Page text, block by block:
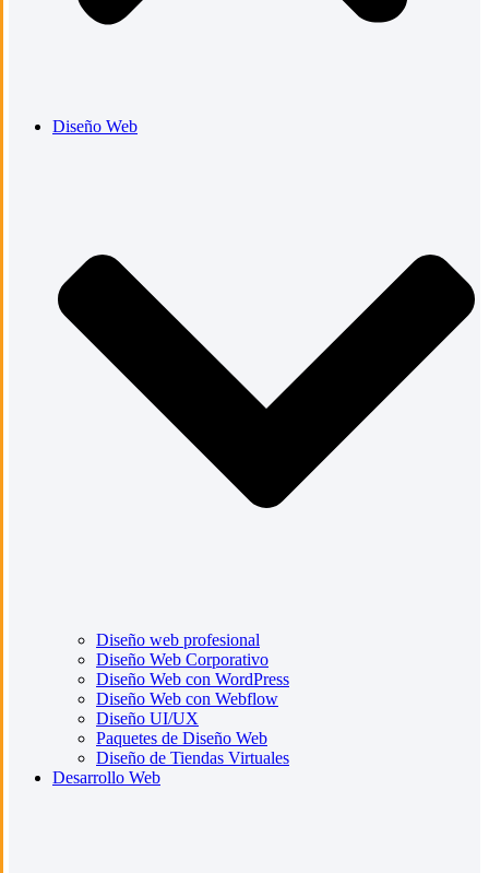
Diseño Web
Diseño web profesional
Diseño Web Corporativo
Diseño Web con WordPress
Diseño Web con Webflow
Diseño UI/UX
Paquetes de Diseño Web
Diseño de Tiendas Virtuales
Desarrollo Web